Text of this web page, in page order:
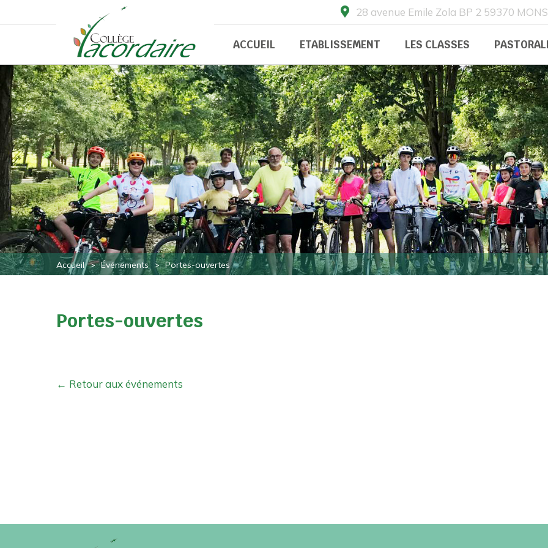
28 avenue Emile Zola BP 2 59370
ACCUEIL ETABLISSEMENT LES CLASSES
Accueil > Événements > Portes-ouvertes
Portes-ouvertes
← Retour aux événements